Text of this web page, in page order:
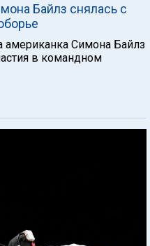
Байлз снялась с
американка Симона Байлз
в командном